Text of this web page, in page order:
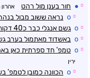
☼
● חור בענן מול רהט אהרון
☼
o נראה ששוב מבול
☼
o גשם אנגלי כבר כ40 דקות. נשמעים רעמים
☼
o באשדוד מאתמול בערב
☼
o טמפ' חד ספרתית כאן באמצע היום(9.8), לא קרה
ירין
☼
o הכוונה כמובן לטמפ'